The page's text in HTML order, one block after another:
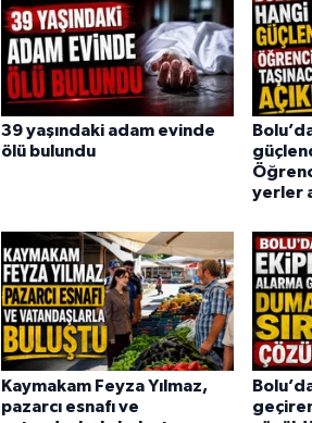
39 yaşındaki adam evinde
ölü bulundu
yerler
Kaymakam Feyza Yılmaz,
pazarcı esnafı ve